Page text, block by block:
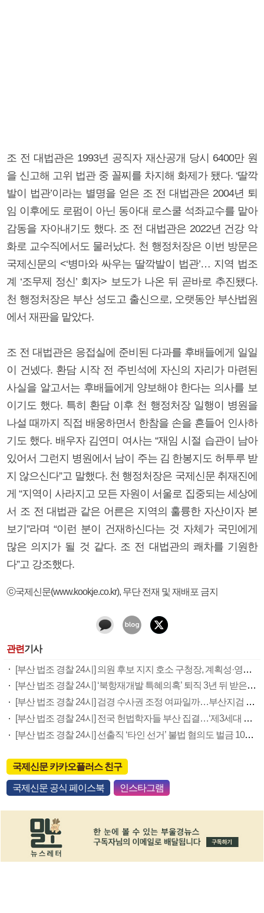
조 전 대법관은 1993년 공직자 재산공개 당시 6400만 원
을 신고해 고위 법관 중 꼴찌를 차지해 화제가 됐다. ‘딸깍
발이 법관’이라는 별명을 얻은 조 전 대법관은 2004년 퇴
임 이후에도 로펌이 아닌 동아대 로스쿨 석좌교수를 맡아
감동을 자아내기도 했다. 조 전 대법관은 2022년 건강 악
화로 교수직에서도 물러났다. 천 행정처장은 이번 방문은
국제신문의 <‘병마와 싸우는 딸깍발이 법관’… 지역 법조
계 ‘조무제 정신’ 회자> 보도가 나온 뒤 곧바로 추진됐다.
천 행정처장은 부산 성도고 출신으로, 오랫동안 부산법원
에서 재판을 맡았다.
조 전 대법관은 응접실에 준비된 다과를 후배들에게 일일
이 건넸다. 환담 시작 전 주빈석에 자신의 자리가 마련된
사실을 알고서는 후배들에게 양보해야 한다는 의사를 보
이기도 했다. 특히 환담 이후 천 행정처장 일행이 병원을
나설 때까지 직접 배웅하면서 한참을 손을 흔들어 인사하
기도 했다. 배우자 김연미 여사는 “재임 시절 습관이 남아
있어서 그런지 병원에서 남이 주는 김 한봉지도 허투루 받
지 않으신다”고 말했다. 천 행정처장은 국제신문 취재진에
게 “지역이 사라지고 모든 자원이 서울로 집중되는 세상에
서 조 전 대법관 같은 어른은 지역의 훌륭한 자산이자 본
보기”라며 “이런 분이 건재하신다는 것 자체가 국민에게
많은 의지가 될 것 같다. 조 전 대법관의 쾌차를 기원한
다”고 강조했다.
ⓒ국제신문(www.kookje.co.kr), 무단 전재 및 재배포 금지
관련기사
[부산 법조 경찰 24시] 의원 후보 지지 호소 구청장, 계획성·영향력이 유무죄 좌우
[부산 법조 경찰 24시] ‘북항재개발 특혜의혹’ 퇴직 3년 뒤 받은 돈 대가성 입증 관건
[부산 법조 경찰 24시] 검경 수사권 조정 여파일까…부산지검 미제사건 급증
[부산 법조 경찰 24시] 전국 헌법학자들 부산 집결…‘제3세대 인권’ 논하다
[부산 법조 경찰 24시] 선출직 ‘타인 선거’ 불법 혐의도 벌금 100만원 이상땐 직위상실
국제신문 카카오플러스 친구
국제신문 공식 페이스북 인스타그램